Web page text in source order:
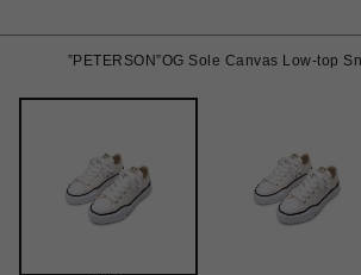
”PETERSON”OG Sole Canvas Low-top